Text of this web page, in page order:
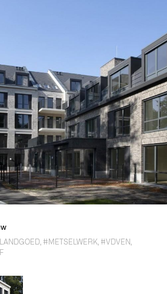
#METSELWERK #VDVEN